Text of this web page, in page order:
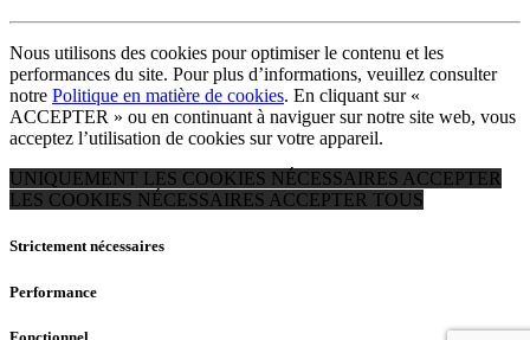
Nous utilisons des cookies pour optimiser le contenu et les
performances du site. Pour plus d’informations, veuillez consulter
notre Politique en matière de cookies. En cliquant sur «
ACCEPTER » ou en continuant à naviguer sur notre site web, vous
acceptez l’utilisation de cookies sur votre appareil.
UNIQUEMENT LES COOKIES NÉCESSAIRES ACCEPTER
LES COOKIES NÉCESSAIRES ACCEPTER TOUS
Strictement nécessaires
Performance